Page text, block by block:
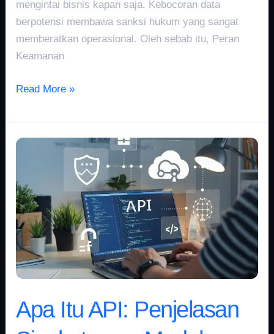
mengintai bisnis kapan saja. Kebocoran data
berpotensi membawa sanksi hukum yang sangat
memberatkan operasional. Oleh sebab itu, Peran
Keamanan
Read More »
Apa Itu API: Penjelasan
Apa
API:
Penjelasan
Singkat
yang
Mudah
Dipahami
Pemula